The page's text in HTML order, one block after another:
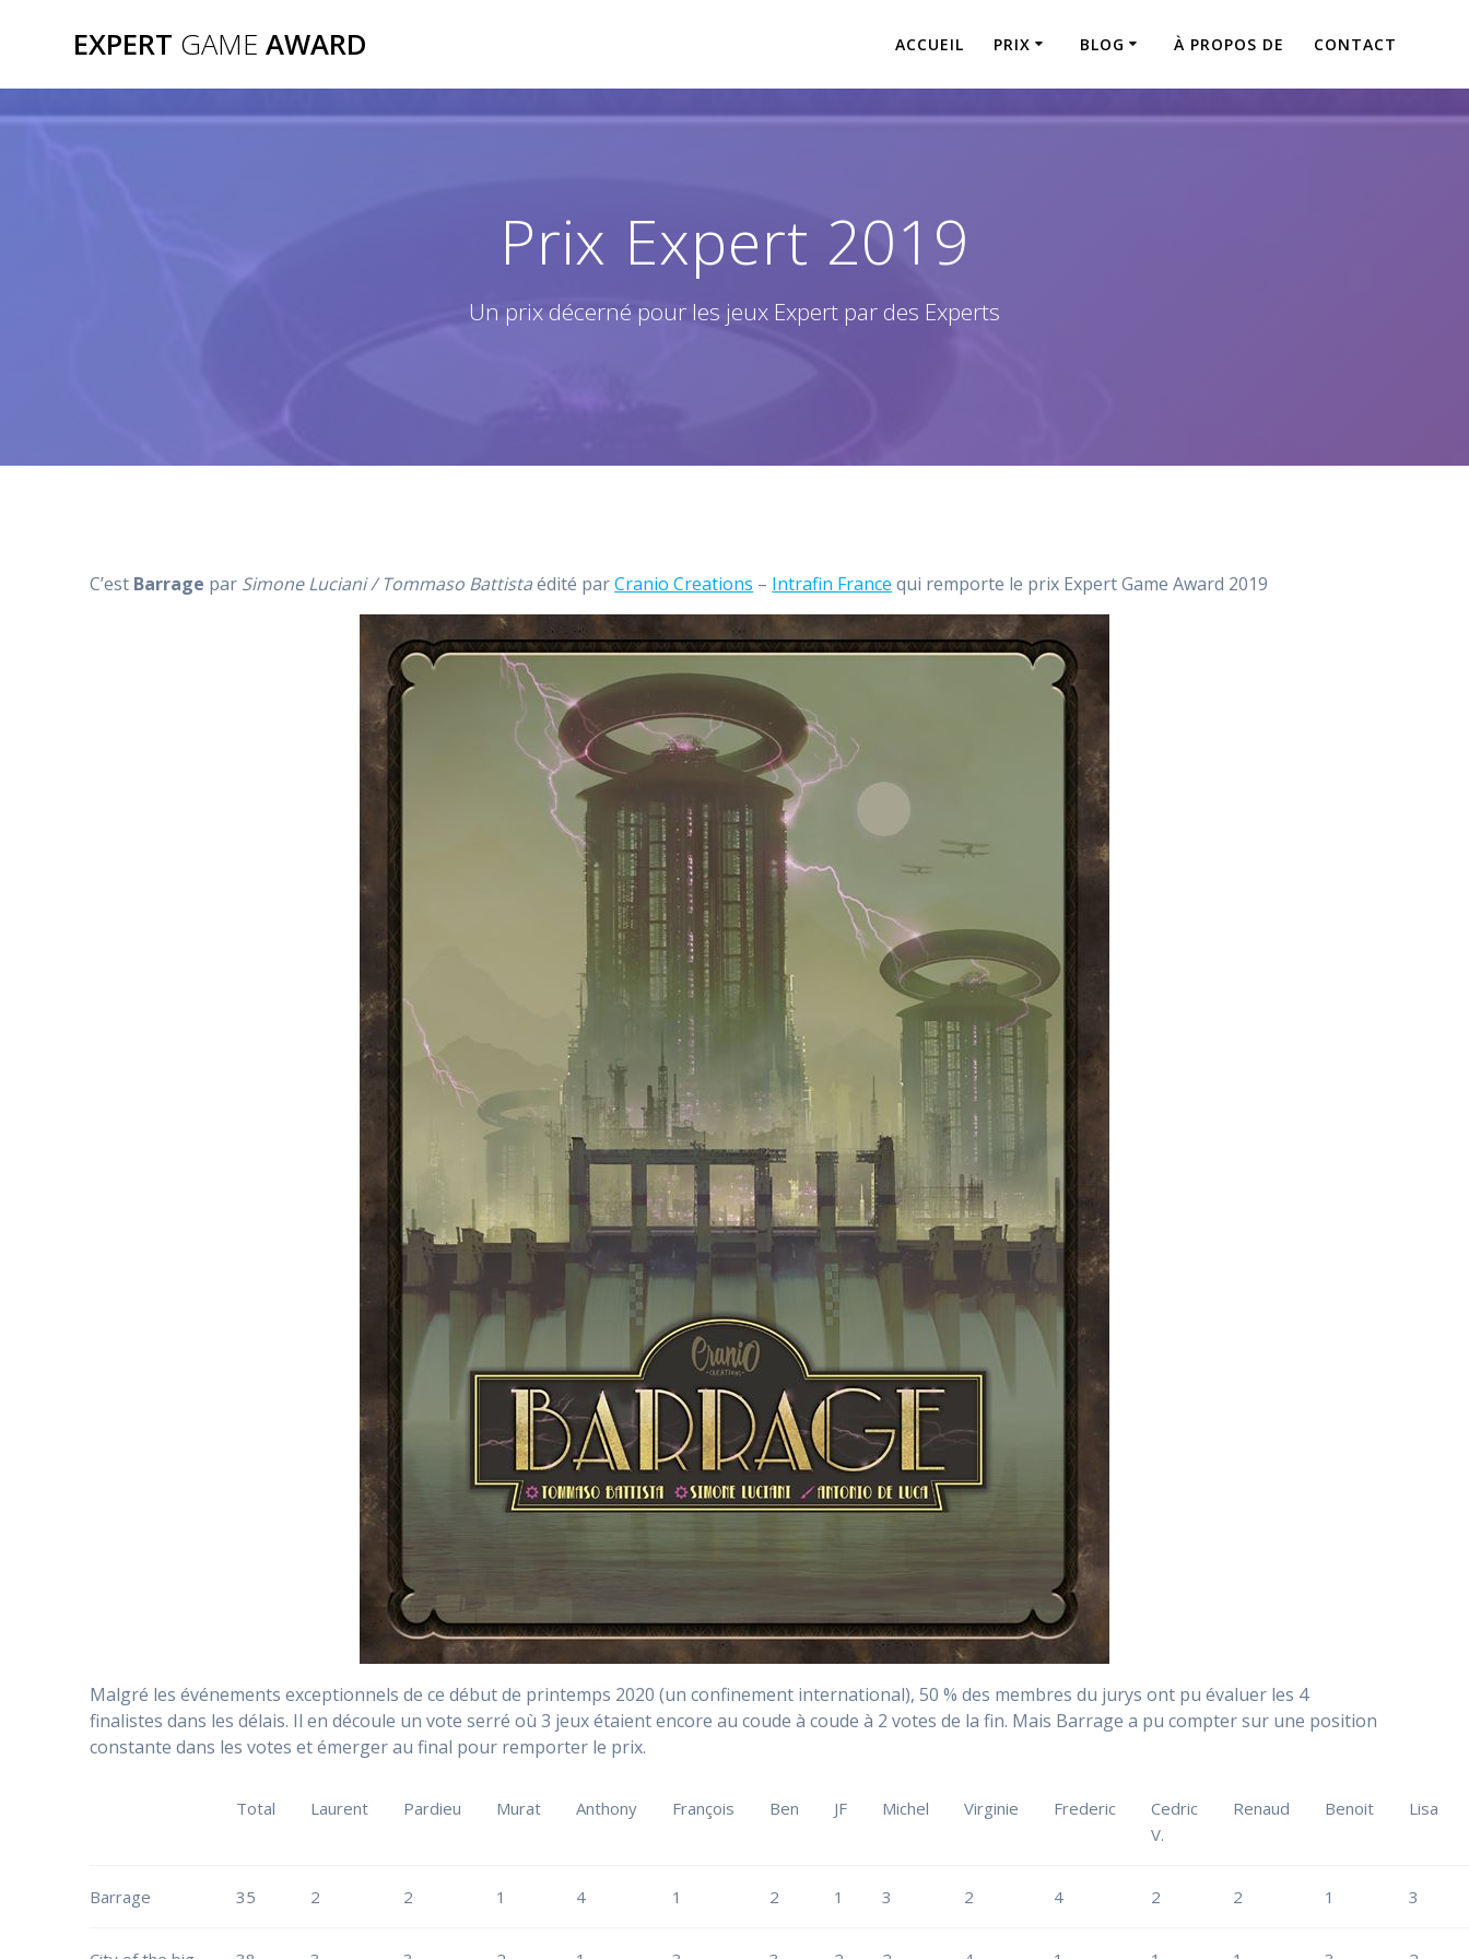
EXPERT GAME AWARD ACCUEIL PRIX BLOG À PROPOS DE CONTACT
Prix Expert 2019
Un prix décerné pour les jeux Expert par des Experts
C’est Barrage par Simone Luciani / Tommaso Battistaédité parCranio Creations – Intrafin France qui remporte le prix Expert Game Award 2019
Malgré les événements exceptionnels de ce début de printemps 2020 (un confinement international), 50 % des membres du jurys ont pu évaluer les 4
finalistes dans les délais. Il en découle un vote serré où 3 jeux étaient encore au coude à coude à 2 votes de la fin. Mais Barrage a pu compter sur une position
constante dans les votes et émerger au final pour remporter le prix.
Total Laurent Pardieu Murat Anthony François Ben JF Michel Virginie Frederic
Cedric
V.
Renaud Benoit Lisa
Barrage 35 2 2 1 4 1 2 1 3 2 4 2 2 1 3